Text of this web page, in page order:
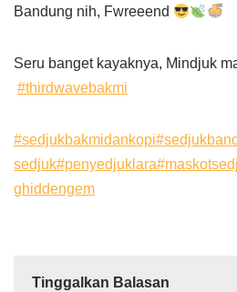
Bandung nih, Fwreeend
Seru banget kayaknya, Mindjuk
#thirdwavebakmi
#sedjukbakmidankopi
sedjuk#penyedjuklara
ghiddengem
Tinggalkan Balasan